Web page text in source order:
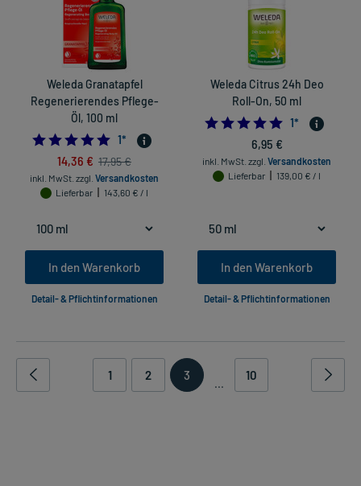
Weleda Granatapfel
Regenerierendes Pflege-
Öl, 100 ml
5.0
1*
14,36 € 17,95 €
inkl. MwSt. zzgl. Versandkosten
Lieferbar
143,60 € / l
In den Warenkorb
Detail- & Pflichtinformationen
Weleda Citrus 24h Deo
Roll-On, 50 ml
5.0
1*
6,95 €
inkl. MwSt. zzgl. Versandkosten
Lieferbar
139,00 € / l
In den Warenkorb
Detail- & Pflichtinformationen
1 2 3
...
10